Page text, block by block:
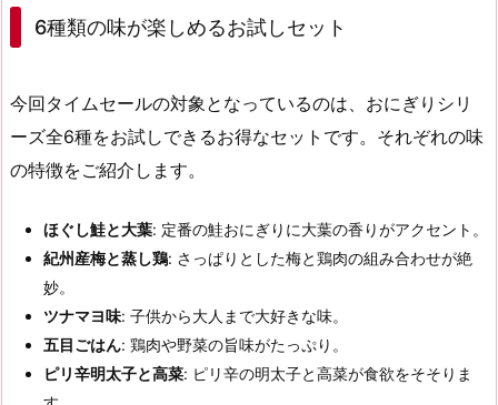
6種類の味が楽しめるお試しセット
今回タイムセールの対象となっているのは、おにぎりシリ
ーズ全6種をお試しできるお得なセットです。それぞれの味
の特徴をご紹介します。
ほぐし鮭と大葉: 定番の鮭おにぎりに大葉の香りがアクセント。
紀州産梅と蒸し鶏: さっぱりとした梅と鶏肉の組み合わせが絶
妙。
ツナマヨ味: 子供から大人まで大好きな味。
五目ごはん: 鶏肉や野菜の旨味がたっぷり。
ピリ辛明太子と高菜: ピリ辛の明太子と高菜が食欲をそそりま